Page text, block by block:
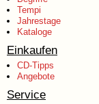
Tempi
Jahrestage
Kataloge
Einkaufen
CD-Tipps
Angebote
Service